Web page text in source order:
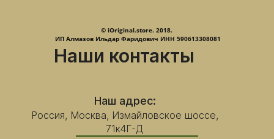
© iOriginal.store. 2018.
ИП Алмазов Ильдар Фаридович ИНН 590613308081
Наши контакты
Наш адрес:
Россия, Москва, Измайловское шоссе,
71к4Г-Д